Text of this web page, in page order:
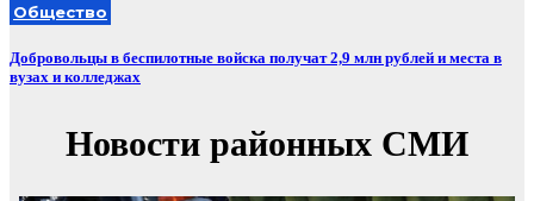
Общество
Добровольцы в беспилотные войска получат 2,9 млн рублей и места в
вузах и колледжах